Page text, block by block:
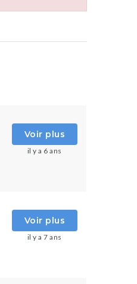
Voir plus
il y a 6 ans
Voir plus
il y a 7 ans